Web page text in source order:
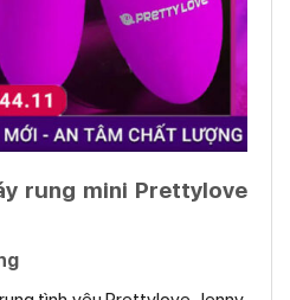
rung mini Prettylove